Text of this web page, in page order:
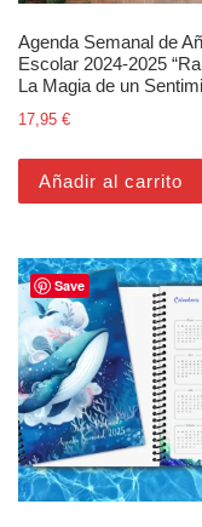
Agenda Semanal de
Escolar 2024-2025
La Magia de un
17,95 €
Añadir al carrito
Save